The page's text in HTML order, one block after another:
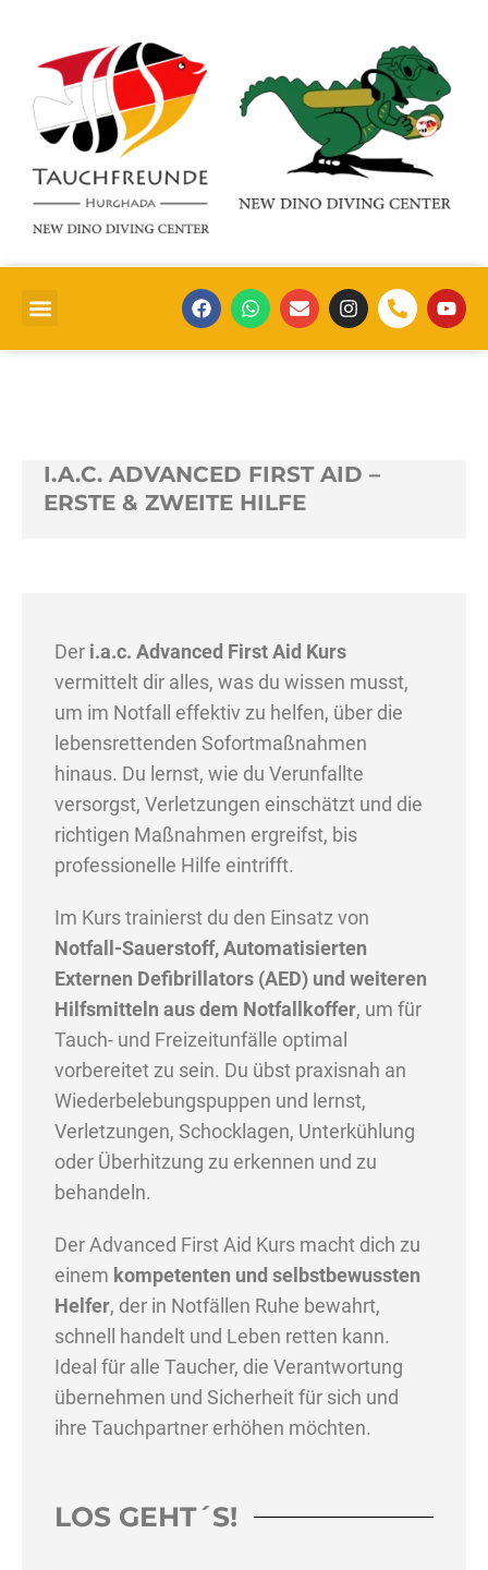
I.A.C. ADVANCED FIRST AID –
ERSTE & ZWEITE HILFE
Der i.a.c. Advanced First Aid Kurs
vermittelt dir alles, was du wissen musst,
um im Notfall effektiv zu helfen, über die
lebensrettenden Sofortmaßnahmen
hinaus. Du lernst, wie du Verunfallte
versorgst, Verletzungen einschätzt und die
richtigen Maßnahmen ergreifst, bis
professionelle Hilfe eintrifft.
Im Kurs trainierst du den Einsatz von
Notfall-Sauerstoff, Automatisierten
Externen Defibrillators (AED) und weiteren
Hilfsmitteln aus dem Notfallkoffer, um für
Tauch- und Freizeitunfälle optimal
vorbereitet zu sein. Du übst praxisnah an
Wiederbelebungspuppen und lernst,
Verletzungen, Schocklagen, Unterkühlung
oder Überhitzung zu erkennen und zu
behandeln.
Der Advanced First Aid Kurs macht dich zu
einem kompetenten und selbstbewussten
Helfer, der in Notfällen Ruhe bewahrt,
schnell handelt und Leben retten kann.
Ideal für alle Taucher, die Verantwortung
übernehmen und Sicherheit für sich und
ihre Tauchpartner erhöhen möchten.
LOS GEHT´S!